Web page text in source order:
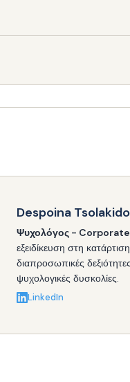
Despoina
Ψυχολόγος -
εξειδίκευση στη
διαπροσωπικές
ψυχολογικές δυσκολίες.
LinkedIn